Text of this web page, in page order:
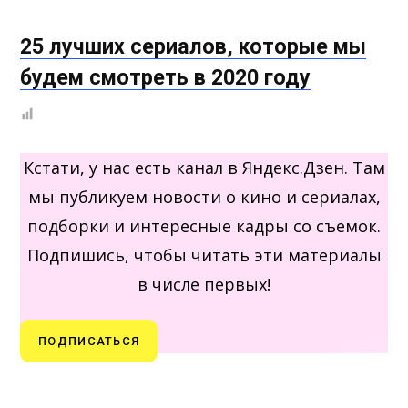
25 лучших сериалов, которые мы
будем смотреть в 2020 году
Кстати, у нас есть канал в Яндекс.Дзен. Там
мы публикуем новости о кино и сериалах,
подборки и интересные кадры со съемок.
Подпишись, чтобы читать эти материалы
в числе первых!
ПОДПИСАТЬСЯ